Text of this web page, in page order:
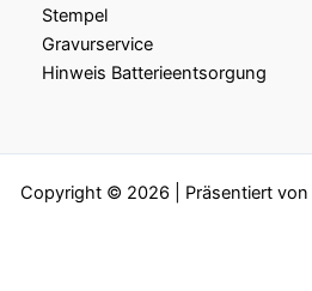
Stempel
Gravurservice
Hinweis Batterieentsorgung
Copyright © 2026 | Präsentiert von